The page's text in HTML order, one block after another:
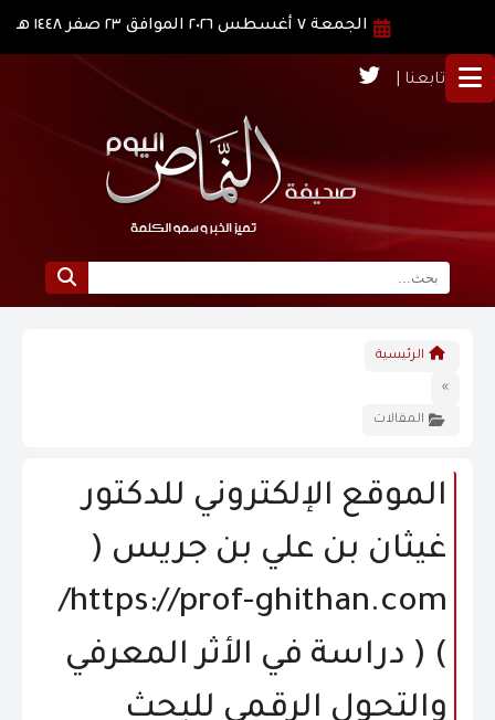
الجمعة ٧ أغسطس ٢٠٢٦ الموافق ٢٣ صفر ١٤٤٨ هـ
تابعنا |
نبذة عن النماص
الرؤية و الرسالة
الاخبار
الرئيسية
»
المقالات
الموقع الإلكتروني للدكتور
غيثان بن علي بن جريس (
https://prof-ghithan.com/
) ( دراسة في الأثر المعرفي
والتحول الرقمي للبحث